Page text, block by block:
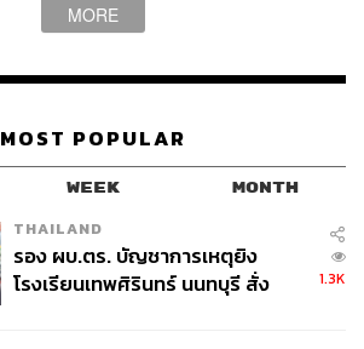
MORE
MOST POPULAR
WEEK MONTH
THAILAND
รอง ผบ.ตร. บัญชาการเหตุยิง
โรงเรียนเทพศิรินทร์ นนทบุรี สั่ง
1.3K